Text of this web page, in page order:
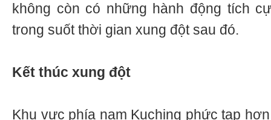
không còn có những hành động tích
trong suốt thời gian xung đột sau đó.
Kết thúc xung đột
Khu vực phía nam Kuching phức tạp